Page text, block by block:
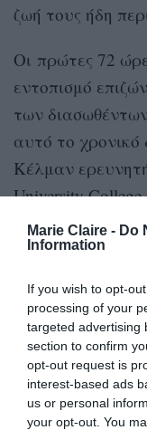
Marie Claire - Do
Information
If you wish to opt-
processing of your
targeted advertising
section to confirm
opt-out request is
interest-based ads
us or personal
your opt-out. You
ζωή τους ήδη
Οι πρώτες 72
εντοπισμό
των
αυτό το χρονικό
Κέλμαν
University
Την ώρα που οι
καθιστά
τους επιζώντες
Στην
έπεσε σήμερα
Κελσίου.